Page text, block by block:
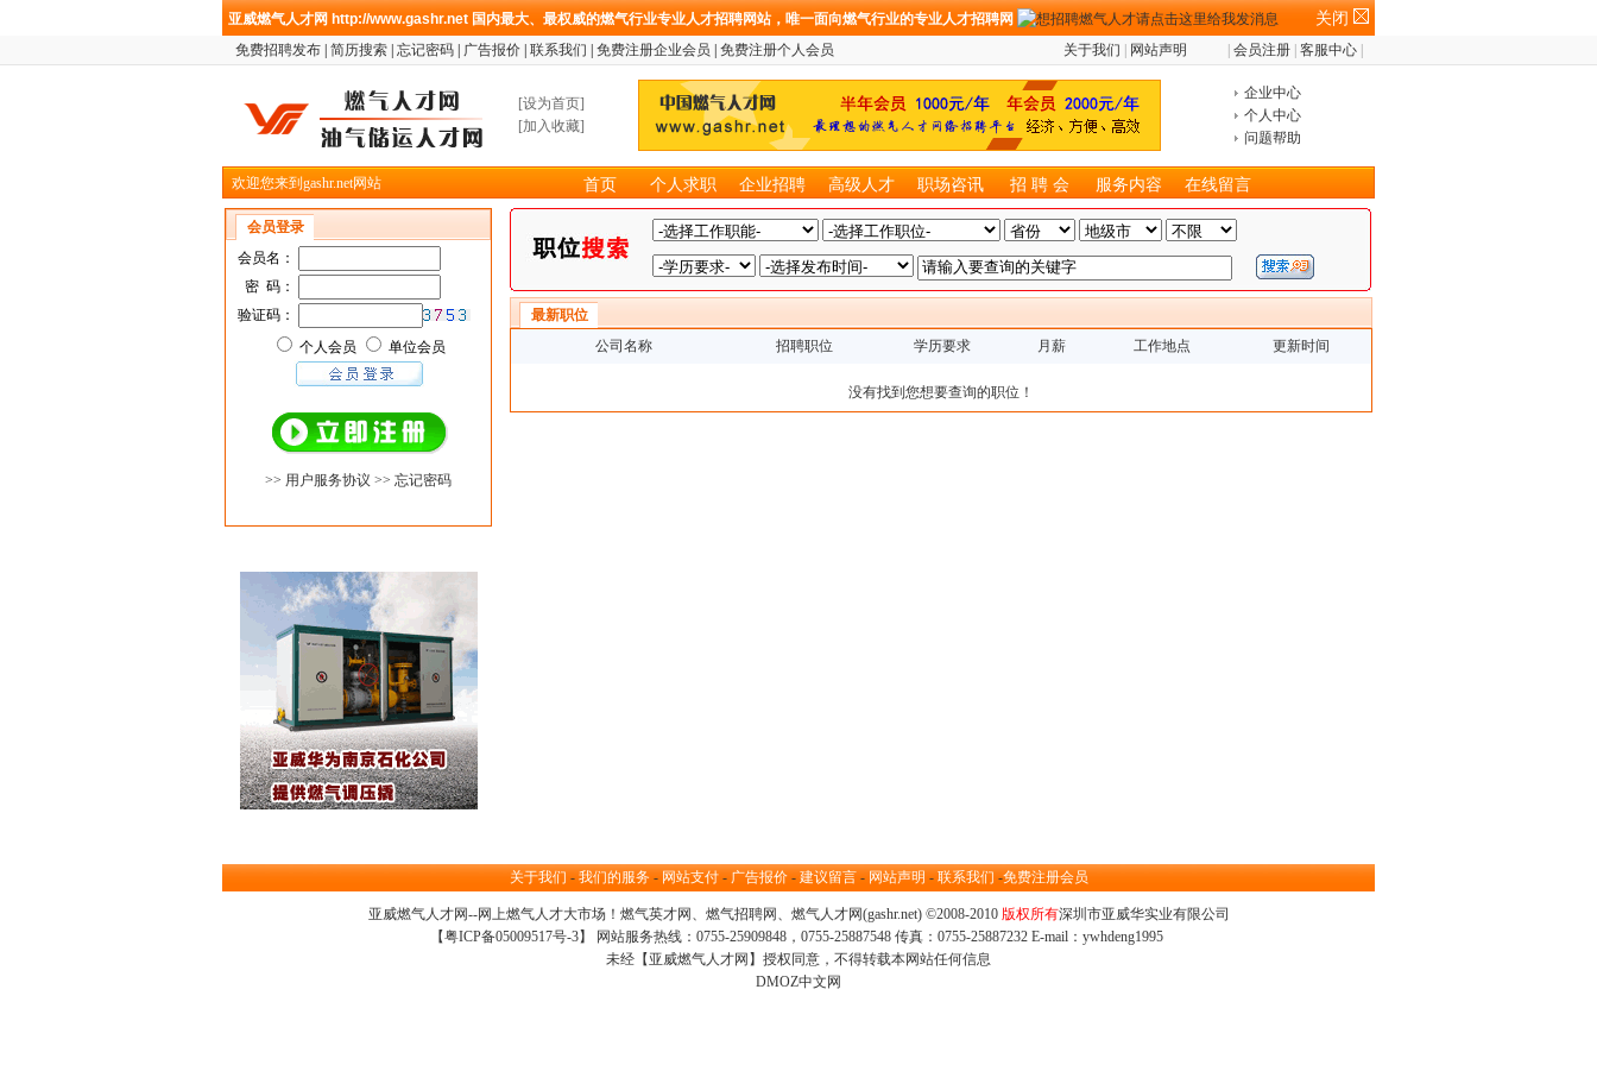
亚威燃气人才网 http://www.gashr.net 国内最大、最权威的燃气行业专业人才招聘网站，唯一面向燃气行业的专业人才招聘网 关闭
免费招聘发布 简历搜索 忘记密码 广告报价 联系我们 免费注册企业会员 免费注册个人会员 关于我们 网站声明 会员注册 客服中心
[设为首页]
[加入收藏]
企业中心
个人中心
问题帮助
欢迎您来到gashr.net网站 首页 个人求职 企业招聘 高级人才 职场咨讯 招 聘 会 服务内容 在线留言
会员登录
会员名：
密 码：
验证码：
个人会员
单位会员
>> 用户服务协议 >> 忘记密码
最新职位
公司名称
招聘职位 学历要求 月薪 工作地点 更新时间
没有找到您想要查询的职位！
关于我们 - 我们的服务- 网站支付- 广告报价- 建议留言- 网站声明 - 联系我们 -免费注册会员
亚威燃气人才网--网上燃气人才大市场 ！ 燃气英才网 、 燃气招聘网 、 燃气人才网(gashr.net) ©2008-2010 版权所有深圳市亚威华实业有限公司
【粤ICP备05009517号-3】 网站服务热线：0755-25909848，0755-25887548 传真：0755-25887232 E-mail： ywhdeng1995
未经【亚威燃气人才网】授权同意，不得转载本网站任何信息